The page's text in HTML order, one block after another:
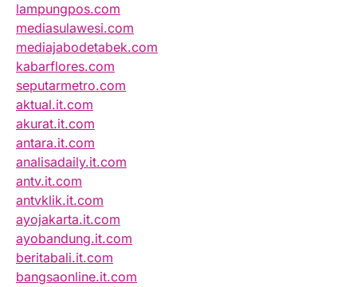
lampungpos.com
mediasulawesi.com
mediajabodetabek.com
kabarflores.com
seputarmetro.com
aktual.it.com
akurat.it.com
antara.it.com
analisadaily.it.com
antv.it.com
antvklik.it.com
ayojakarta.it.com
ayobandung.it.com
beritabali.it.com
bangsaonline.it.com